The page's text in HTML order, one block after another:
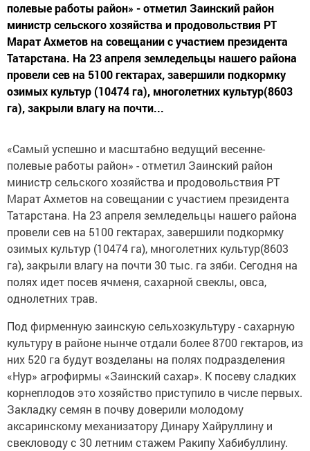
полевые работы район» - отметил Заинский район
министр сельского хозяйства и продовольствия РТ
Марат Ахметов на совещании с участием президента
Татарстана. На 23 апреля земледельцы нашего района
провели сев на 5100 гектарах, завершили подкормку
озимых культур (10474 га), многолетних культур(8603
га), закрыли влагу на почти...
«Самый успешно и масштабно ведущий весенне-
полевые работы район» - отметил Заинский район
министр сельского хозяйства и продовольствия РТ
Марат Ахметов на совещании с участием президента
Татарстана. На 23 апреля земледельцы нашего района
провели сев на 5100 гектарах, завершили подкормку
озимых культур (10474 га), многолетних культур(8603
га), закрыли влагу на почти 30 тыс. га зяби. Сегодня на
полях идет посев ячменя, сахарной свеклы, овса,
однолетних трав.
Под фирменную заинскую сельхозкультуру - сахарную
культуру в районе нынче отдали более 8700 гектаров, из
них 520 га будут возделаны на полях подразделения
«Нур» агрофирмы «Заинский сахар». К посеву сладких
корнеплодов это хозяйство приступило в числе первых.
Закладку семян в почву доверили молодому
аксаринскому механизатору Динару Хайруллину и
свекловоду с 30 летним стажем Ракипу Хабибуллину.